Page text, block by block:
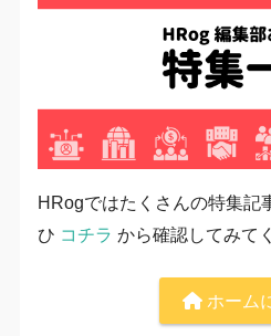
HRogではたくさんの特集記
ひ コチラ から確認してみて
ホーム